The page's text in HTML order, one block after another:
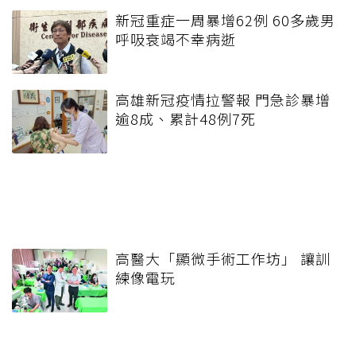
新冠重症一周暴增62例 60多歲男
呼吸衰竭不幸病逝
高雄新冠疫情拉警報 門急診暴增
逾8成、累計48例7死
高醫大「顯微手術工作坊」 讓訓
練像電玩